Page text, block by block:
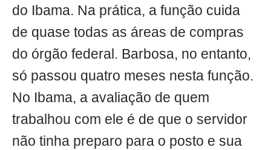
do Ibama. Na prática, a função cuida
de quase todas as áreas de compras
do órgão federal. Barbosa, no entanto,
só passou quatro meses nesta função.
No Ibama, a avaliação de quem
trabalhou com ele é de que o servidor
não tinha preparo para o posto e sua